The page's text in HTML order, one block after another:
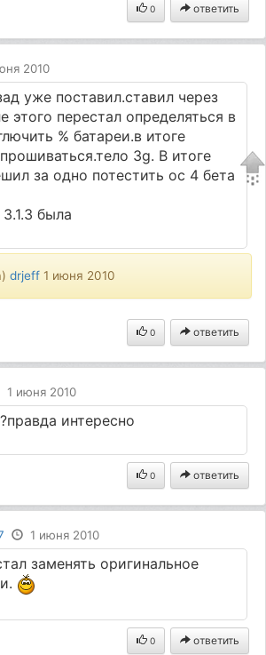
0 ответить
2010
уже поставил.ставил через
этого перестал определяться в
% батареи.в итоге
3g. В итоге
за одно потестить ос 4 бета
была
drjeff 1 июня 2010
0 ответить
1 июня 2010
интeрeсно
0 ответить
1 июня 2010
заменять оригинальное
0 ответить